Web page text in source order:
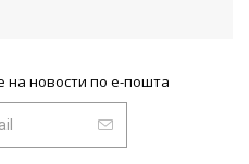
на новости по е-пошта